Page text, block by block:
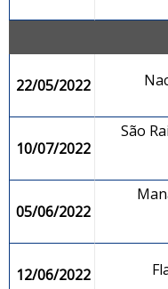
22/05/2022
10/07/2022
São
05/06/2022
12/06/2022